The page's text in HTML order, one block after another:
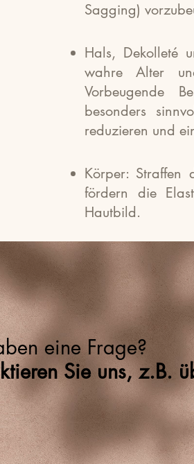
Sagging)
Hals, Dekolleté
wahre Alter
Vorbeugende
besonders
reduzieren und
Körper: Straffen
fördern die
Hautbild.
eine Frage?
Sie uns, z.B.